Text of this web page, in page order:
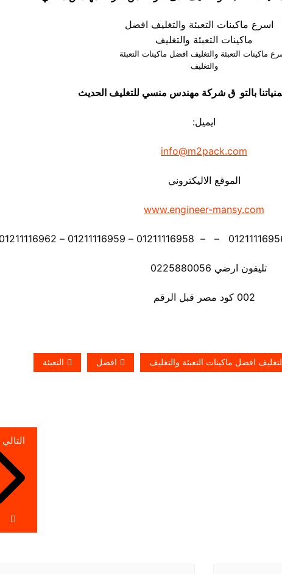
ماكينات التعبئة والتغليف افضل ماكينات التعبئة
والتغليف
تمنياتنا بالتو ق شركة مهندس منسي للتغليف الحديث
ايميل:
info@m2pack.com
الموقع الاليكتروني
www.engineer-mansy.com
تليفون ارضي 0225880056
002 كود مصر قبل الرقم
افضل ماكينات التعبئة والتغليف افضل التعبئة
التالي